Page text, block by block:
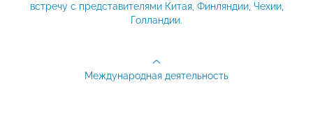
встречу с представителями Китая, Финляндии, Чехии,
Голландии.
Международная деятельность